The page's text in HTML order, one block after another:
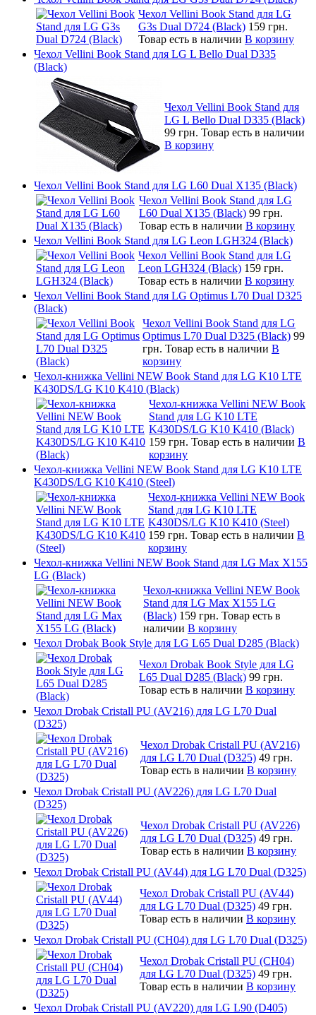
Чехол Vellini Book Stand для LG
G3s Dual D724 (Black) 159 грн.
Товар есть в наличии В корзину
Чехол Vellini Book Stand для LG L Bello Dual D335
(Black)
Чехол Vellini Book Stand для
LG L Bello Dual D335 (Black)
99 грн. Товар есть в наличии
В корзину
Чехол Vellini Book Stand для LG L60 Dual X135 (Black)
Чехол Vellini Book Stand для LG
L60 Dual X135 (Black) 99 грн.
Товар есть в наличии В корзину
Чехол Vellini Book Stand для LG Leon LGH324 (Black)
Чехол Vellini Book Stand для LG
Leon LGH324 (Black) 159 грн.
Товар есть в наличии В корзину
Чехол Vellini Book Stand для LG Optimus L70 Dual D325
(Black)
Чехол Vellini Book Stand для LG
Optimus L70 Dual D325 (Black) 99
грн. Товар есть в наличии В
корзину
Чехол-книжка Vellini NEW Book Stand для LG K10 LTE
K430DS/LG K10 K410 (Black)
Чехол-книжка Vellini NEW Book
Stand для LG K10 LTE
K430DS/LG K10 K410 (Black)
159 грн. Товар есть в наличии В
корзину
Чехол-книжка Vellini NEW Book Stand для LG K10 LTE
K430DS/LG K10 K410 (Steel)
Чехол-книжка Vellini NEW Book
Stand для LG K10 LTE
K430DS/LG K10 K410 (Steel)
159 грн. Товар есть в наличии В
корзину
Чехол-книжка Vellini NEW Book Stand для LG Max X155
LG (Black)
Чехол-книжка Vellini NEW Book
Stand для LG Max X155 LG
(Black) 159 грн. Товар есть в
наличии В корзину
Чехол Drobak Book Style для LG L65 Dual D285 (Black)
Чехол Drobak Book Style для LG
L65 Dual D285 (Black) 99 грн.
Товар есть в наличии В корзину
Чехол Drobak Cristall PU (AV216) для LG L70 Dual
(D325)
Чехол Drobak Cristall PU (AV216)
для LG L70 Dual (D325) 49 грн.
Товар есть в наличии В корзину
Чехол Drobak Cristall PU (AV226) для LG L70 Dual
(D325)
Чехол Drobak Cristall PU (AV226)
для LG L70 Dual (D325) 49 грн.
Товар есть в наличии В корзину
Чехол Drobak Cristall PU (AV44) для LG L70 Dual (D325)
Чехол Drobak Cristall PU (AV44)
для LG L70 Dual (D325) 49 грн.
Товар есть в наличии В корзину
Чехол Drobak Cristall PU (CH04) для LG L70 Dual (D325)
Чехол Drobak Cristall PU (CH04)
для LG L70 Dual (D325) 49 грн.
Товар есть в наличии В корзину
Чехол Drobak Cristall PU (AV220) для LG L90 (D405)